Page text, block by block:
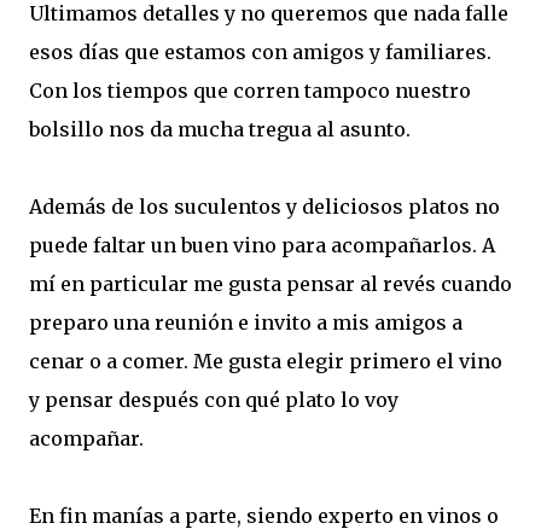
Ultimamos detalles y no queremos que nada falle
esos días que estamos con amigos y familiares.
Con los tiempos que corren tampoco nuestro
bolsillo nos da mucha tregua al asunto.
Además de los suculentos y deliciosos platos no
puede faltar un buen vino para acompañarlos. A
mí en particular me gusta pensar al revés cuando
preparo una reunión e invito a mis amigos a
cenar o a comer. Me gusta elegir primero el vino
y pensar después con qué plato lo voy
acompañar.
En fin manías a parte, siendo experto en vinos o